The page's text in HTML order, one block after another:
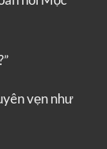
vẹn như